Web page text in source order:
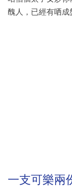
醜人，已經有哂成
一支可樂兩